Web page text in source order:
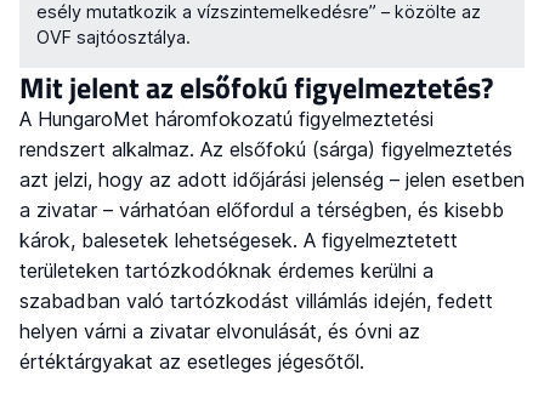
esély mutatkozik a vízszintemelkedésre” – közölte az
OVF sajtóosztálya.
Mit jelent az elsőfokú figyelmeztetés?
A HungaroMet háromfokozatú figyelmeztetési
rendszert alkalmaz. Az elsőfokú (sárga) figyelmeztetés
azt jelzi, hogy az adott időjárási jelenség – jelen esetben
a zivatar – várhatóan előfordul a térségben, és kisebb
károk, balesetek lehetségesek. A figyelmeztetett
területeken tartózkodóknak érdemes kerülni a
szabadban való tartózkodást villámlás idején, fedett
helyen várni a zivatar elvonulását, és óvni az
értéktárgyakat az esetleges jégesőtől.